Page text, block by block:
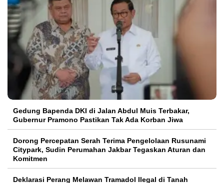
Gedung Bapenda DKI di Jalan Abdul Muis Terbakar,
Gubernur Pramono Pastikan Tak Ada Korban Jiwa
Dorong Percepatan Serah Terima Pengelolaan Rusunami
Citypark, Sudin Perumahan Jakbar Tegaskan Aturan dan
Komitmen
Deklarasi Perang Melawan Tramadol Ilegal di Tanah